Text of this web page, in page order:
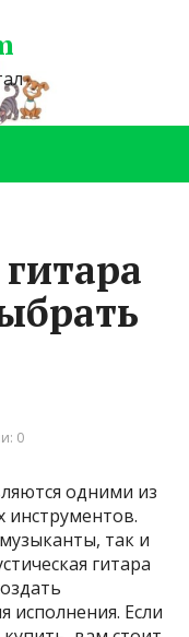
0
одними из
инструментов.
так и
гитара
исполнения. Если